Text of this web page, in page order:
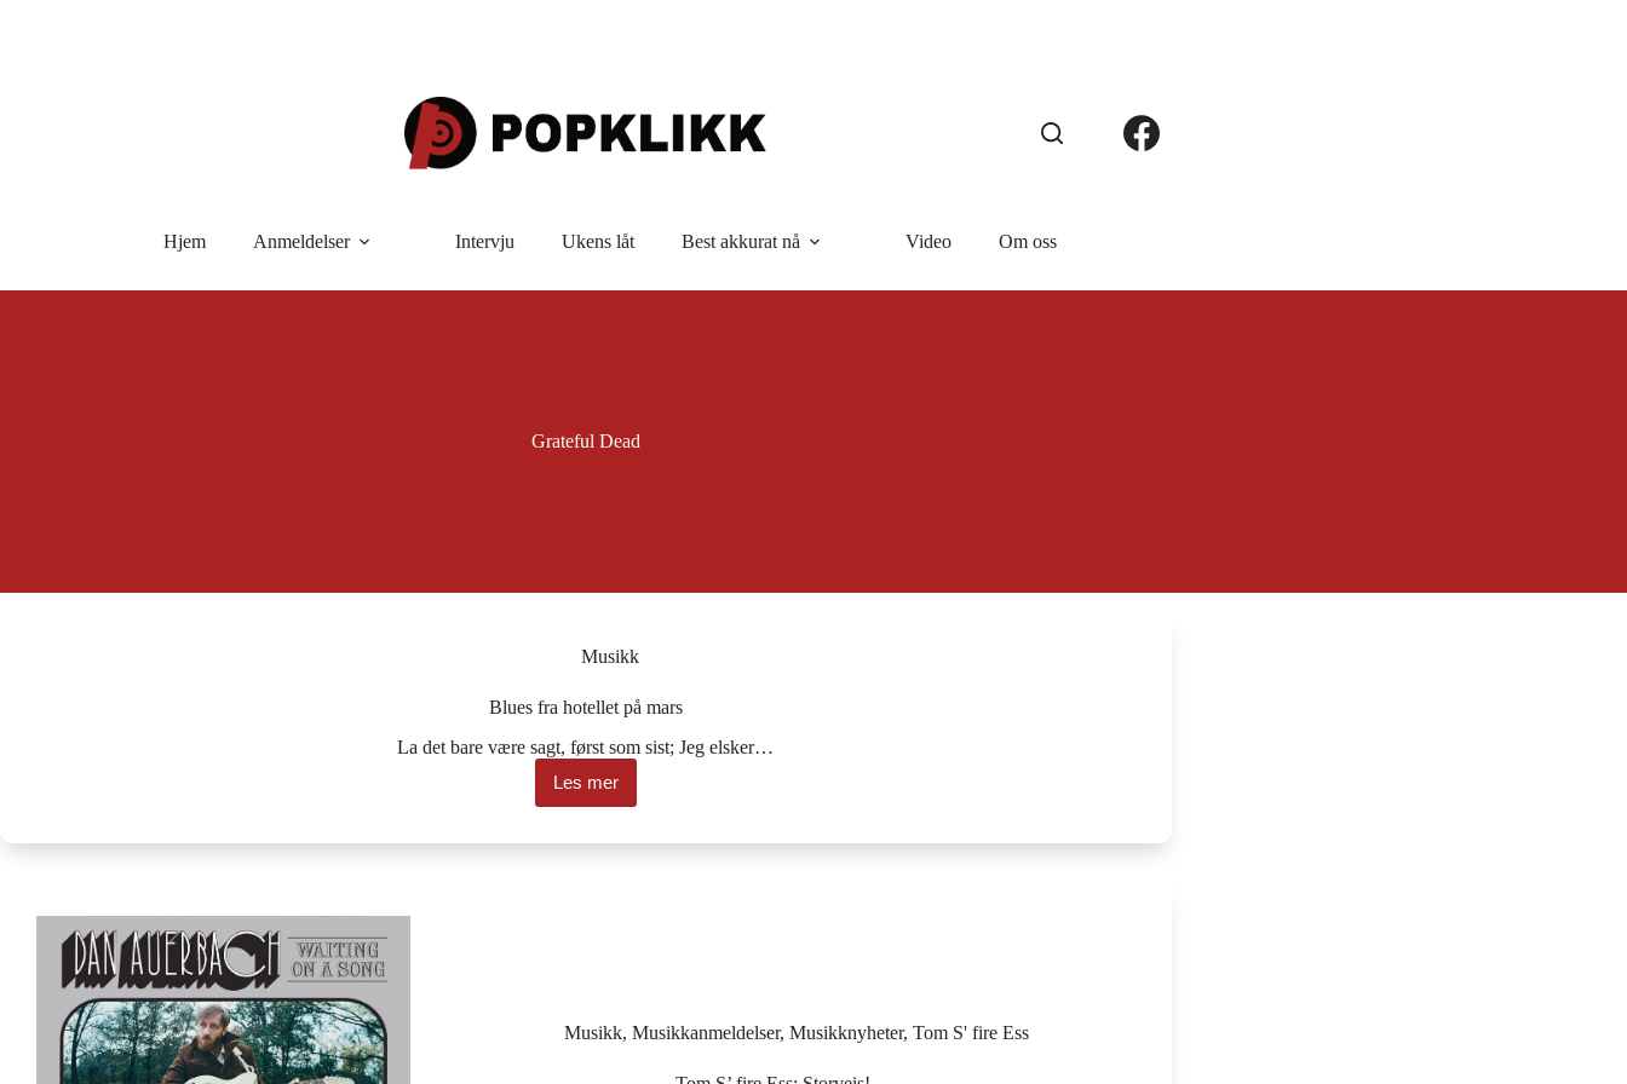
Hjem Anmeldelser Intervju Ukens låt Best akkurat nå Video Om oss
Grateful Dead
Musikk
Blues fra hotellet på mars
La det bare være sagt, først som sist; Jeg elsker…
Les mer
Blues
fra
Musikk,Musikkanmeldelser,Musikknyheter,Tom S' fire Ess